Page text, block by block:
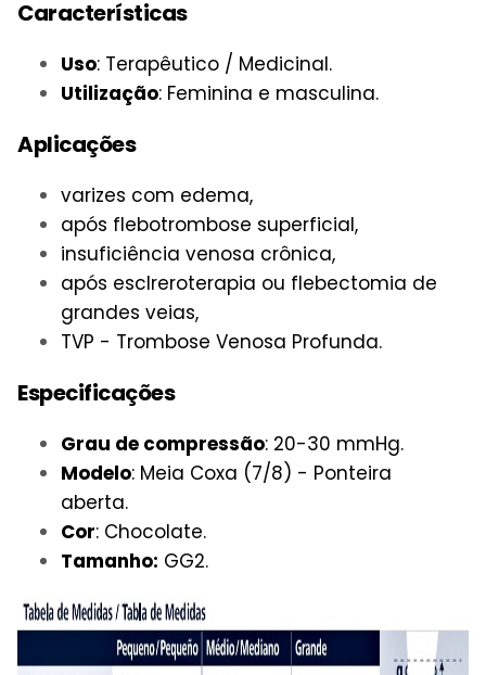
Características
Uso: Terapêutico / Medicinal.
Utilização: Feminina e masculina.
Aplicações
varizes com edema,
após flebotrombose superficial,
insuficiência venosa crônica,
após esclreroterapia ou flebectomia de
grandes veias,
TVP - Trombose Venosa Profunda.
Especificações
Grau de compressão: 20-30 mmHg.
Modelo: Meia Coxa (7/8) - Ponteira
aberta.
Cor: Chocolate.
Tamanho: GG2.